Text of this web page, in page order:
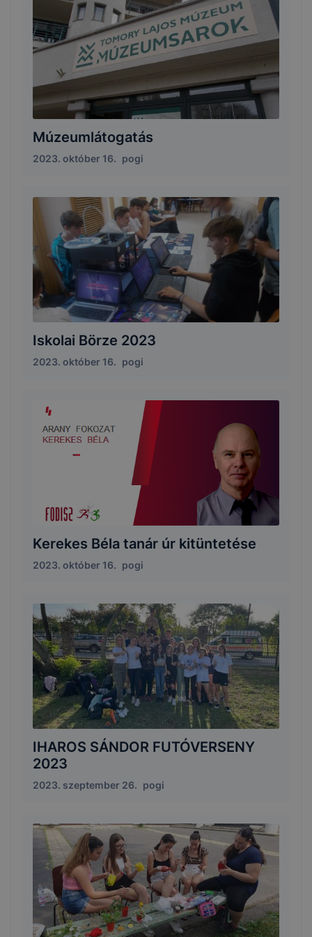
Múzeumlátogatás
2023. október 16. pogi
Iskolai Börze 2023
2023. október 16. pogi
Kerekes Béla tanár úr kitüntetése
2023. október 16. pogi
IHAROS SÁNDOR FUTÓVERSENY
2023
2023. szeptember 26. pogi